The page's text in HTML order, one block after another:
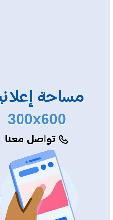
مساحة
300x600
تواصل معنا